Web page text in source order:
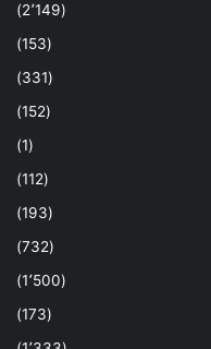
(2٬149)
(153)
(331)
(152)
(1)
(112)
(193)
(732)
(1٬500)
(173)